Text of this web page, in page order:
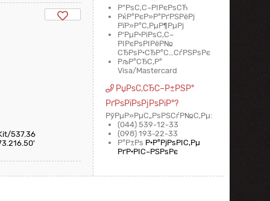
537.36
Р“РѕС‚С–РІРєРѕСЋ
РќР°РєР»Р°РґРЅРёРј
РїР»Р°С‚РµР¶РµРј
Р‘РµР·РіРѕС‚С–
РІРєРѕРІРёР№
СЂРѕР·СЂР°С…СѓРЅРѕРє
РљР°СЂС‚Р°
Visa/Mastercard
РџРѕС‚СЂС–Р±РЅР°
РґРѕРїРѕРјРѕРіР°?
РўРµР»РµС„РѕРЅСѓР№С‚Рµ:
(044) 539-12-33
(098) 193-22-33
Р°Р±Рѕ Р·Р°РјРѕРІС‚Рµ
РґР·РІС–РЅРѕРє